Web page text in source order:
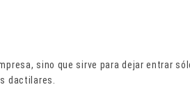
sino que sirve para dejar entrar
dactilares.